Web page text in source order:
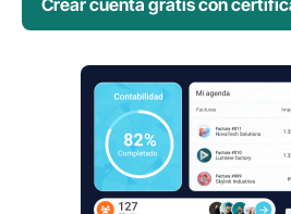
Crear cuenta gratis con